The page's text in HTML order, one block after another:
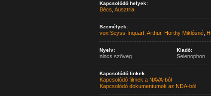
Kapcsolódó helyek:
Bécs Ausztria
Személyek:
von Seyss-Inquart, Arthur, Horthy Miklósné,
Nyelv:
nincs szöveg
Kiadó:
Selenophon
Kapcsolódó linkek
Kapcsolódó filmek a NAVA-ból
Kapcsolódó dokumentumok az NDA-ból